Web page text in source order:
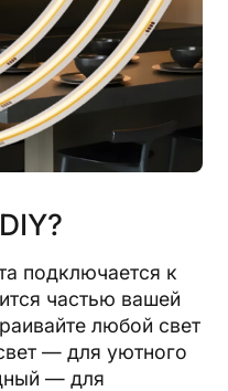
подключается к
частью вашей
любой свет
— для уютного
— для